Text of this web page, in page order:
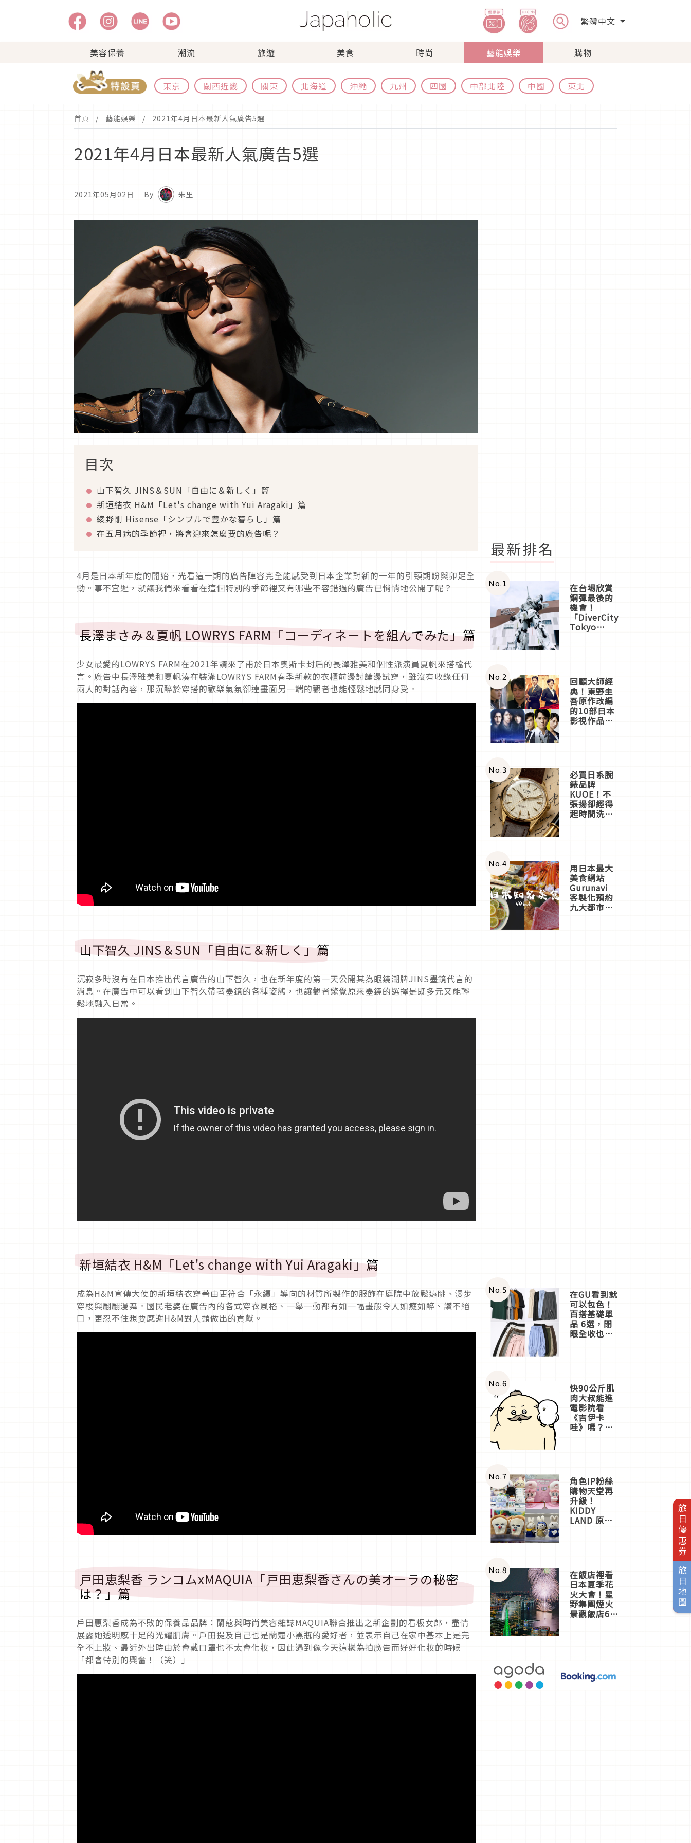
繁體中文
美容保養 潮流 旅遊 美食 時尚 藝能娛樂 購物
東京 關西近畿 關東 北海道 沖繩 九州 四國 中部北陸 中國 東北
旅日優惠券
旅日地圖
首頁 藝能娛樂 2021年4月日本最新人氣廣告5選
2021年4月日本最新人氣廣告5選
2021年05月02日 ｜ By 朱里
目次
山下智久 JINS＆SUN「自由に＆新しく」篇
新垣結衣 H&M「Let's change with Yui Aragaki」篇
綾野剛 Hisense「シンプルで豊かな暮らし」篇
在五月病的季節裡，將會迎來怎麼要的廣告呢？
4月是日本新年度的開始，光看這一期的廣告陣容完全能感受到日本企業對新的一年的引頸期盼與卯足全
勁。事不宜遲，就讓我們來看看在這個特別的季節裡又有哪些不容錯過的廣告已悄悄地公開了呢？
長澤まさみ＆夏帆 LOWRYS FARM「コーディネートを組んでみた」篇
少女最愛的LOWRYS FARM在2021年請來了甫於日本奧斯卡封后的長澤雅美和個性派演員夏帆來搭檔代
言。廣告中長澤雅美和夏帆湊在裝滿LOWRYS FARM春季新款的衣櫃前邊討論邊試穿，雖沒有收錄任何
兩人的對話內容，那沉醉於穿搭的歡樂氣氛卻連畫面另一端的觀者也能輕鬆地感同身受。
山下智久 JINS＆SUN「自由に＆新しく」篇
沉寂多時沒有在日本推出代言廣告的山下智久，也在新年度的第一天公開其為眼鏡潮牌JINS墨鏡代言的
消息。在廣告中可以看到山下智久帶著墨鏡的各種姿態，也讓觀者驚覺原來墨鏡的選擇是既多元又能輕
鬆地融入日常。
新垣結衣 H&M「Let's change with Yui Aragaki」篇
成為H&M宣傳大使的新垣結衣穿著由更符合「永續」導向的材質所製作的服飾在庭院中放鬆遠眺、漫步
穿梭與翩翩漫舞。國民老婆在廣告內的各式穿衣風格、一舉一動都有如一幅畫般令人如癡如醉、讚不絕
口，更忍不住想要感謝H&M對人類做出的貢獻。
戸田恵梨香 ランコムxMAQUIA「戸田恵梨香さんの美オーラの秘密
は？」篇
戶田惠梨香成為不敗的保養品品牌：蘭蔻與時尚美容雜誌MAQUIA聯合推出之新企劃的看板女郎，盡情
展露她透明感十足的光耀肌膚。戶田提及自己也是蘭蔻小黑瓶的愛好者，並表示自己在家中基本上是完
全不上妝、最近外出時由於會戴口罩也不太會化妝，因此遇到像今天這樣為拍廣告而好好化妝的時候
「都會特別的興奮！（笑）」
最新排名
No.1 在台場欣賞
鋼彈最後的
機會！
「DiverCity
Tokyo
體驗
No.2 回顧大師經
典！東野圭
吾原作改編
的10部日本
影視作品推
No.3 必買日系腕
錶品牌
KUOE！不
張揚卻經得
起時間洗鍊
No.4 用日本最大
美食網站
Gurunavi
客製化預約
九大都市餐
No.5 在GU看到就
可以包色！
百搭基礎單
品 6選，閉
眼全收也不
No.6 快90公斤肌
肉大叔能進
電影院看
《吉伊卡
哇》嗎？日
一同給出了
答案
No.7 角色IP粉絲
購物天堂再
升級！
KIDDY
LAND 原宿
店3分即達
No.8 在飯店裡看
日本夏季花
火大會！星
野集團煙火
景觀飯店6